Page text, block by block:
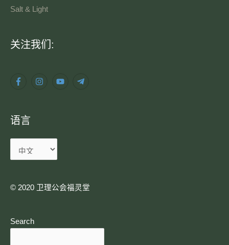
Salt & Light
关注我们:
语言
语
© 2020 卫理公会福灵堂​
Search